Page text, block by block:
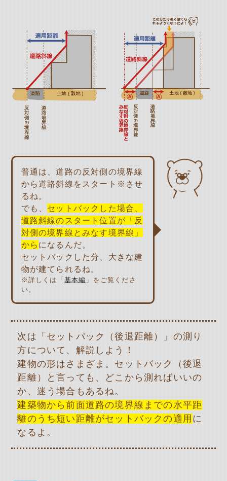
普通は、道路の反対側の境界線
から道路斜線をスタート※させ
るね。
でも、 セットバックした場合、
道路斜線のスタート位置が「反
対側の境界線とみなす境界線」
から になるんだ。
セットバックした分、大きな建
物が建てられるね。
※詳しくは「基本編 」をご覧くださ
い。
次は「セットバック（後退距離）」の測り
方について、解説しよう！
建物の形はさまざま。セットバック（後退
距離）と言っても、どこから測ればいいの
か、迷う場合もあるね。
建築物から前面道路の境界線までの水平距
離のうち短い距離がセットバックの適用 に
なるよ。